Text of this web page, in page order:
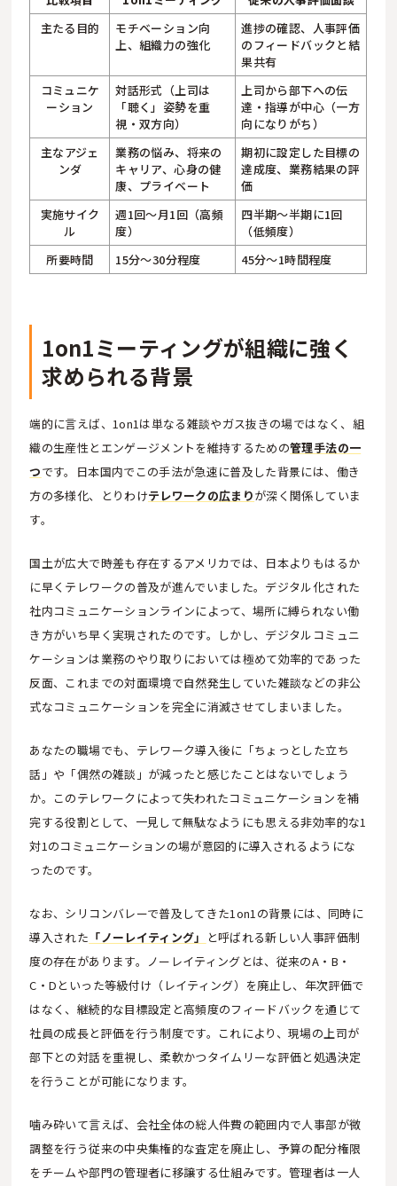
主たる目的
モチベーション向
上、組織力の強化
進捗の確認、人事評価
のフィードバックと結
果共有
コミュニケ
ーション
対話形式（上司は
「聴く」姿勢を重
視・双方向）
上司から部下への伝
達・指導が中心（一方
向になりがち）
主なアジェ
ンダ
業務の悩み、将来の
キャリア、心身の健
康、プライベート
期初に設定した目標の
達成度、業務結果の評
価
実施サイク
ル
週1回〜月1回（高頻
度）
四半期〜半期に1回
（低頻度）
所要時間
15分〜30分程度 45分〜1時間程度
1on1ミーティングが組織に強く
求められる背景
端的に言えば、1on1は単なる雑談やガス抜きの場ではなく、組
織の生産性とエンゲージメントを維持するための管理手法の一
つです。日本国内でこの手法が急速に普及した背景には、働き
方の多様化、とりわけテレワークの広まりが深く関係していま
す。
国土が広大で時差も存在するアメリカでは、日本よりもはるか
に早くテレワークの普及が進んでいました。デジタル化された
社内コミュニケーションラインによって、場所に縛られない働
き方がいち早く実現されたのです。しかし、デジタルコミュニ
ケーションは業務のやり取りにおいては極めて効率的であった
反面、これまでの対面環境で自然発生していた雑談などの非公
式なコミュニケーションを完全に消滅させてしまいました。
あなたの職場でも、テレワーク導入後に「ちょっとした立ち
話」や「偶然の雑談」が減ったと感じたことはないでしょう
か。このテレワークによって失われたコミュニケーションを補
完する役割として、一見して無駄なようにも思える非効率的な1
対1のコミュニケーションの場が意図的に導入されるようにな
ったのです。
なお、シリコンバレーで普及してきた1on1の背景には、同時に
導入された 「ノーレイティング」
と呼ばれる新しい人事評価制
度の存在があります。ノーレイティングとは、従来のA・B・
C・Dといった等級付け（レイティング）を廃止し、年次評価で
はなく、継続的な目標設定と高頻度のフィードバックを通じて
社員の成長と評価を行う制度です。これにより、現場の上司が
部下との対話を重視し、柔軟かつタイムリーな評価と処遇決定
を行うことが可能になります。
噛み砕いて言えば、会社全体の総人件費の範囲内で人事部が微
調整を行う従来の中央集権的な査定を廃止し、予算の配分権限
をチームや部門の管理者に移譲する仕組みです。管理者は一人